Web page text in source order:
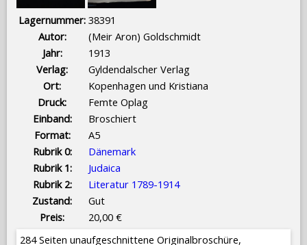
Lagernummer: 38391
Autor:
(Meir Aron) Goldschmidt
Jahr:
1913
Verlag:
Gyldendalscher Verlag
Ort:
Kopenhagen und Kristiana
Druck:
Femte Oplag
Einband:
Broschiert
Format:
A5
Rubrik 0:
Dänemark
Rubrik 1:
Judaica
Rubrik 2:
Literatur 1789-1914
Zustand:
Gut
Preis:
20,00 €
284 Seiten unaufgeschnittene Originalbroschüre,